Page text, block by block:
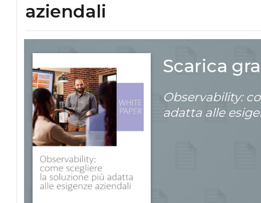
aziendali
Scarica
Observability:
adatta alle